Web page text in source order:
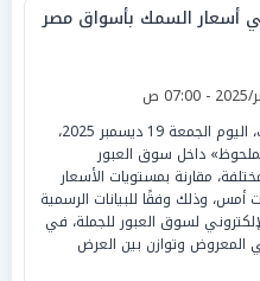
أسعار السمك بأسواق مصر
شهدت أسعار السمك، اليوم الجمعة 19 ديسمبر 2025،
داخل سوق العبور
مقارنة بمستويات الأسعار
أمس، وذلك وفقًا للبيانات الرسمية
لسوق العبور للجملة، في
وتوازن بين العرض